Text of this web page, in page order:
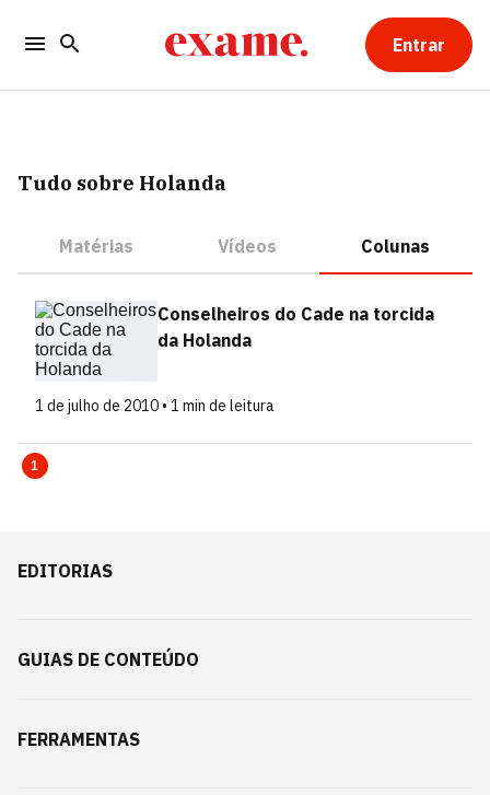
Entrar
Tudo sobre Holanda
Matérias Vídeos Colunas
Conselheiros do Cade na torcida
da Holanda
1 de julho de 2010 • 1 min de leitura
1
EDITORIAS
GUIAS DE CONTEÚDO
FERRAMENTAS